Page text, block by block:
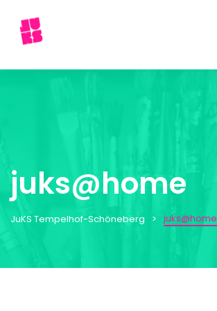
juks@home
JuKS Tempelhof-Schöneberg juks@home